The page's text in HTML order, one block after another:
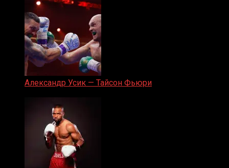
Александр Усик — Тайсон Фьюри